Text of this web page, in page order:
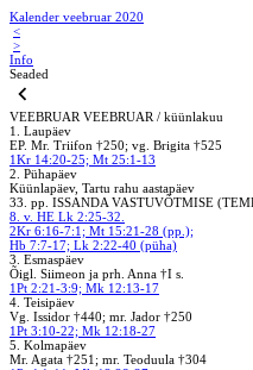
Kalender veebruar 2020
<
>
Info
Seaded
VEEBRUAR VEEBRUAR / küünlakuu
1. Laupäev
EP. Mr. Triifon †250; vg. Brigita †525
1Kr 14:20-25; Mt 25:1-13
2. Pühapäev
Küünlapäev, Tartu rahu aastapäev
33. pp. ISSANDA VASTUVÕTMISE
8. v. HE Lk 2:25-32.
2Kr 6:16-7:1; Mt 15:21-28 (pp.);
Hb 7:7-17; Lk 2:22-40 (püha)
3. Esmaspäev
Õigl. Siimeon ja prh. Anna †I s.
1Pt 2:21-3:9; Mk 12:13-17
4. Teisipäev
Vg. Issidor †440; mr. Jador †250
1Pt 3:10-22; Mk 12:18-27
5. Kolmapäev
Mr. Agata †251; mr. Teoduula †304